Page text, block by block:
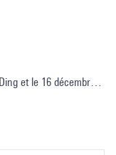
et le 16 décembre